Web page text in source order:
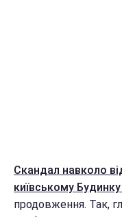
Скандал навколо
київському
продовження. Так,